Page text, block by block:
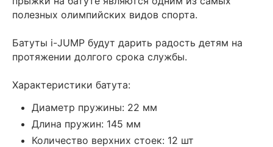
полезных олимпийских видов спорта.
Батуты i-JUMP будут дарить радость детям на
протяжении долгого срока службы.
Характеристики батута:
Диаметр пружины: 22 мм
Длина пружин: 145 мм
Количество верхних стоек: 12 шт